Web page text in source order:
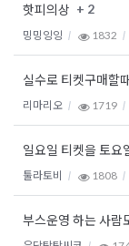
핫피의상 + 2
밍밍잉잉 1832
실수로 티켓구매할
리마리오 1719
일요일 티켓을 토요
툴라토비 1808
부스운영 하는 사람